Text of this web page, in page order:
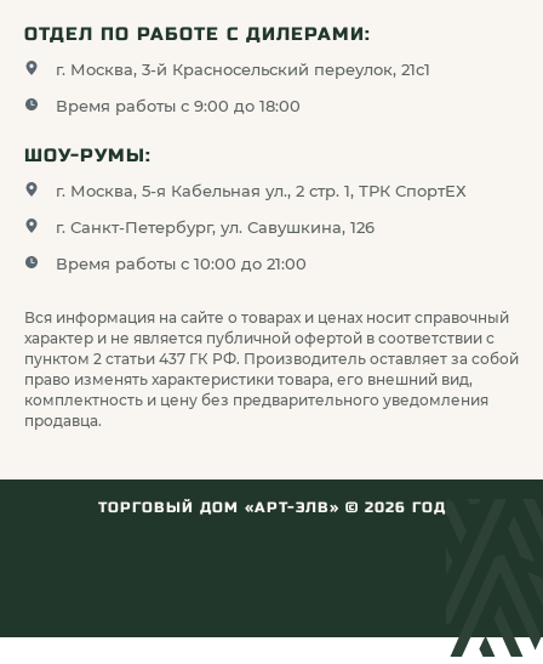
ОТДЕЛ ПО РАБОТЕ С ДИЛЕРАМИ:
г. Москва, 3-й Красносельский переулок, 21с1
Время работы с 9:00 до 18:00
ШОУ-РУМЫ:
г. Москва, 5-я Кабельная ул., 2 стр. 1, ТРК СпортЕХ
г. Санкт-Петербург, ул. Савушкина, 126
Время работы с 10:00 до 21:00
Вся информация на сайте о товарах и ценах носит справочный
характер и не является публичной офертой в соответствии с
пунктом 2 статьи 437 ГК РФ. Производитель оставляет за собой
право изменять характеристики товара, его внешний вид,
комплектность и цену без предварительного уведомления
продавца.
ТОРГОВЫЙ ДОМ «АРТ-ЭЛВ» © 2026 ГОД